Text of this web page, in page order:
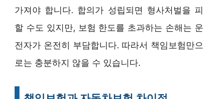
가져야 합니다. 합의가 성립되면 형사처벌을 피
할 수도 있지만, 보험 한도를 초과하는 손해는 운
전자가 온전히 부담합니다. 따라서 책임보험만으
로는 충분하지 않을 수 있습니다.